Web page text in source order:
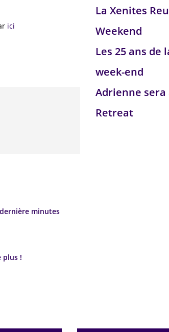
ici
minutes
plus !
La Xenites
Weekend
Les 25 ans de
week-end
Adrienne sera
Retreat